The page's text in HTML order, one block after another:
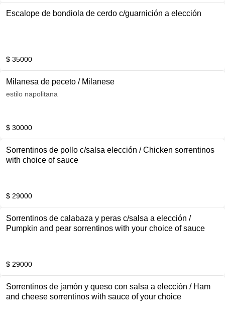
Escalope de bondiola de cerdo c/guarnición a elección
$ 35000
Milanesa de peceto / Milanese
estilo napolitana
$ 30000
Sorrentinos de pollo c/salsa elección / Chicken sorrentinos
with choice of sauce
$ 29000
Sorrentinos de calabaza y peras c/salsa a elección /
Pumpkin and pear sorrentinos with your choice of sauce
$ 29000
Sorrentinos de jamón y queso con salsa a elección / Ham
and cheese sorrentinos with sauce of your choice